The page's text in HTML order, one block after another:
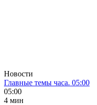
Новости
Главные темы часа. 05:00
05:00
4 мин